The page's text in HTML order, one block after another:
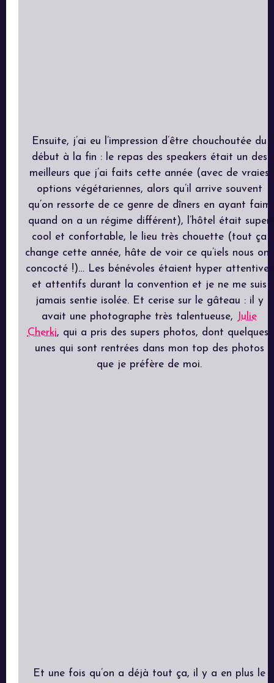
Ensuite, j’ai eu l’impression d’être chouchoutée du
début à la fin : le repas des speakers était un des
meilleurs que j’ai faits cette année (avec de vraies
options végétariennes, alors qu’il arrive souvent
qu’on ressorte de ce genre de dîners en ayant faim
quand on a un régime différent), l’hôtel était super
cool et confortable, le lieu très chouette (tout ça
change cette année, hâte de voir ce qu’iels nous ont
concocté !)… Les bénévoles étaient hyper attentives
et attentifs durant la convention et je ne me suis
jamais sentie isolée. Et cerise sur le gâteau : il y
avait une photographe très talentueuse, Julie
Cherki, qui a pris des supers photos, dont quelques-
unes qui sont rentrées dans mon top des photos
que je préfère de moi.
Et une fois qu’on a déjà tout ça, il y a en plus le